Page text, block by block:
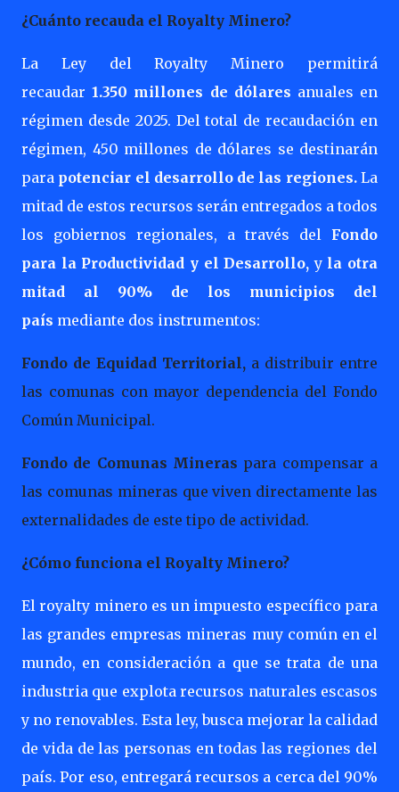
¿Cuánto recauda el Royalty Minero?
La Ley del Royalty Minero permitirá
recaudar 1.350 millones de dólares anuales en
régimen desde 2025. Del total de recaudación en
régimen, 450 millones de dólares se destinarán
para potenciar el desarrollo de las regiones.La
mitad de estos recursos serán entregados a todos
los gobiernos regionales, a través del Fondo
para la Productividad y el Desarrollo, y la otra
mitad al 90% de los municipios del
país mediante dos instrumentos:
Fondo de Equidad Territorial, a distribuir entre
las comunas con mayor dependencia del Fondo
Común Municipal.
Fondo de Comunas Mineras para compensar a
las comunas mineras que viven directamente las
externalidades de este tipo de actividad.
¿Cómo funciona el Royalty Minero?
El royalty minero es un impuesto específico para
las grandes empresas mineras muy común en el
mundo, en consideración a que se trata de una
industria que explota recursos naturales escasos
y no renovables. Esta ley, busca mejorar la calidad
de vida de las personas en todas las regiones del
país. Por eso, entregará recursos a cerca del 90%